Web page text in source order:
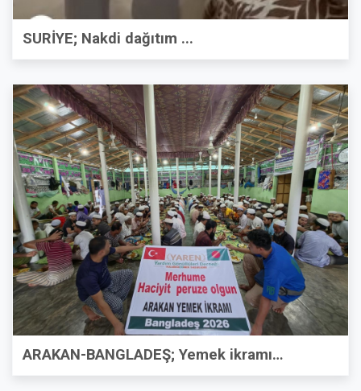
SURİYE; Nakdi dağıtım ...
ARAKAN-BANGLADEŞ; Yemek ikramı…